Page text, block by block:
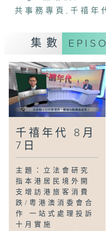
共事務專頁 ,千禧年
集數
千禧年代 8月
7日
主題：立法會研究
指本港居民境外開
支增訪港旅客消費
跌/粵港澳消委會合
作 一站式處理投訴
十月實施